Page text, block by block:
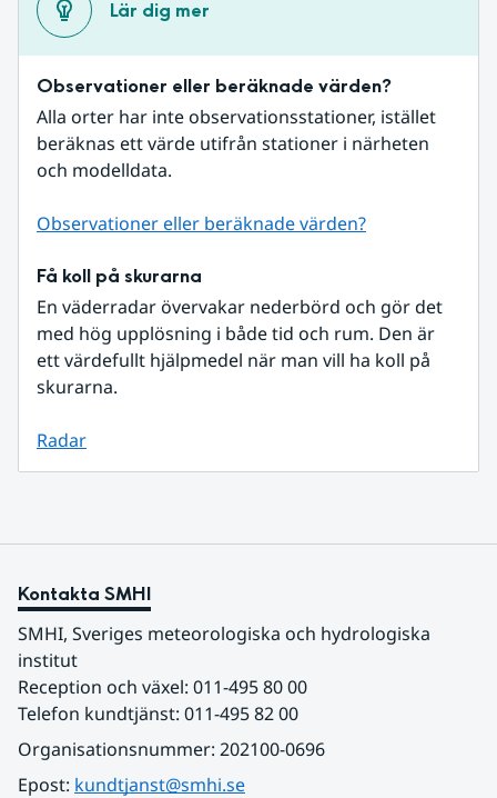
Lär dig mer
Observationer eller beräknade värden?
Alla orter har inte observationsstationer, istället
beräknas ett värde utifrån stationer i närheten
och modelldata.
Observationer eller beräknade värden?
Få koll på skurarna
En väderradar övervakar nederbörd och gör det
med hög upplösning i både tid och rum. Den är
ett värdefullt hjälpmedel när man vill ha koll på
skurarna.
Radar
Kontakta SMHI
SMHI, Sveriges meteorologiska och hydrologiska
institut
Reception och växel: 011-495 80 00
Telefon kundtjänst: 011-495 82 00
Organisationsnummer: 202100-0696
Epost: kundtjanst@smhi.se